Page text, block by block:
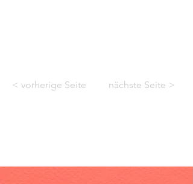
< vorherige Seite nächste Seite >